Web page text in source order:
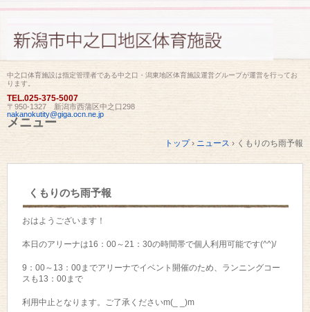
中之口体育施設は指定管理者である中之口・潟東地区体育施設運営グループが運営を行ってお
ります。
TEL.025-375-5007
〒950-1327 新潟市西蒲区中之口298
nakanokutity@giga.ocn.ne.jp
メニュー
トップ › ニュース › くもりのち雨予報
くもりのち雨予報
おはようございます！
本日のアリーナは16：00～21：30の時間帯で個人利用可能です(^^)/
9：00～13：00までアリーナでイベント開催のため、ランニングコー
スも13：00まで
利用中止となります。ご了承くださいm(_ _)m